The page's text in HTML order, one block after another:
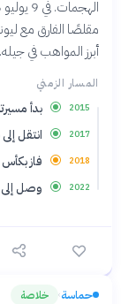
مقلصًا الفارق مع
أبرز المواهب في جيله.
المسار الزمني
2015 بدأ
2017 انتقل
2018 فاز
2022 وصل إلى
حماسة› خلاصة